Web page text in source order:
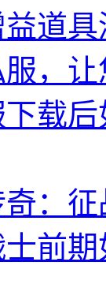
道
，
载
：
前